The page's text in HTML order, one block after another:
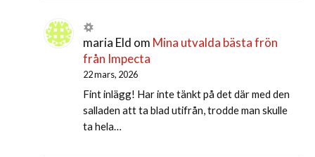
maria Eld om Mina utvalda bästa frön
från Impecta
22 mars, 2026
Fint inlägg! Har inte tänkt på det där med den
salladen att ta blad utifrån, trodde man skulle
ta hela…